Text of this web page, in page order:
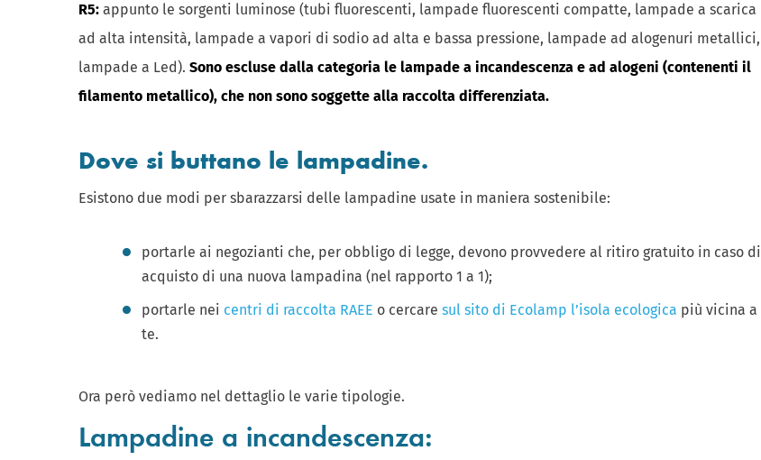
R5: appunto le sorgenti luminose (tubi fluorescenti, lampade fluorescenti compatte, lampade a scarica
ad alta intensità, lampade a vapori di sodio ad alta e bassa pressione, lampade ad alogenuri metallici,
lampade a Led). Sono escluse dalla categoria le lampade a incandescenza e ad alogeni (contenenti il
filamento metallico), che non sono soggette alla raccolta differenziata.
Dove si buttano le lampadine.
Esistono due modi per sbarazzarsi delle lampadine usate in maniera sostenibile:
portarle ai negozianti che, per obbligo di legge, devono provvedere al ritiro gratuito in caso di
acquisto di una nuova lampadina (nel rapporto 1 a 1);
portarle nei centri di raccolta RAEE o cercare sul sito di Ecolamp l’isola ecologica più vicina a
te.
Ora però vediamo nel dettaglio le varie tipologie.
Lampadine a incandescenza: